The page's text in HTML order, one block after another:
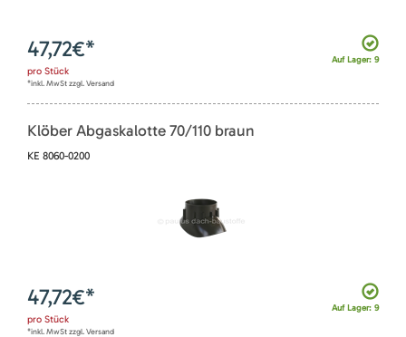
Auf Lager: 9
47,72€*
pro Stück
*inkl. MwSt zzgl. Versand
Klöber Abgaskalotte 70/110 braun
KE 8060-0200
Auf Lager: 9
47,72€*
pro Stück
*inkl. MwSt zzgl. Versand